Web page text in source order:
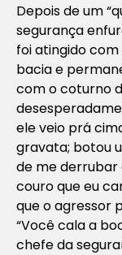
Depois de um
segurança
foi atingido
bacia e
com o coturno
ele veio prá
gravata; botou
de me derrubar
couro que eu
que o agressor
“Você cala a
chefe da